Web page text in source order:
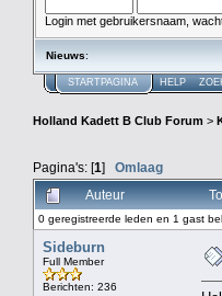
Login met gebruikersnaam,
Nieuws:
STARTPAGINA HELP
Holland Kadett B Club Forum >
Pagina's: [1] Omlaag
Auteur
0 geregistreerde leden en 1 gast
Sideburn
Full Member
Berichten: 236